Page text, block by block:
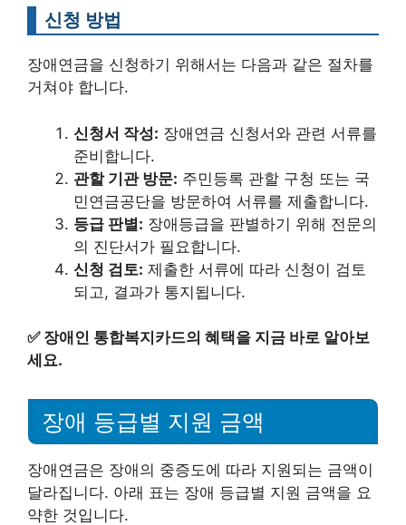
신청 방법
장애연금을 신청하기 위해서는 다음과 같은 절차를
거쳐야 합니다.
신청서 작성: 장애연금 신청서와 관련 서류를
준비합니다.
관할 기관 방문: 주민등록 관할 구청 또는 국
민연금공단을 방문하여 서류를 제출합니다.
등급 판별: 장애등급을 판별하기 위해 전문의
의 진단서가 필요합니다.
신청 검토: 제출한 서류에 따라 신청이 검토
되고, 결과가 통지됩니다.
✅ 장애인 통합복지카드의 혜택을 지금 바로 알아보
세요.
장애 등급별 지원 금액
장애연금은 장애의 중증도에 따라 지원되는 금액이
달라집니다. 아래 표는 장애 등급별 지원 금액을 요
약한 것입니다.